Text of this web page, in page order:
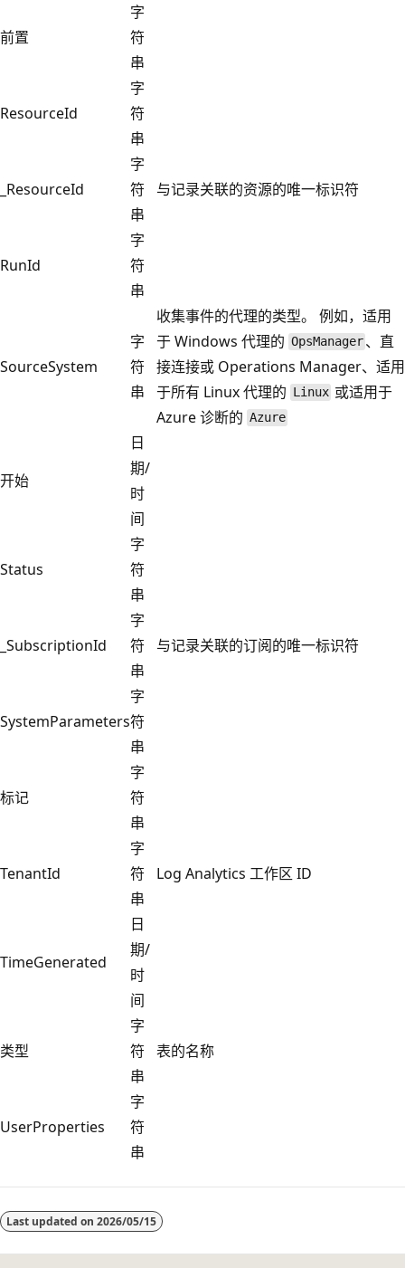
前置
字
符
串
ResourceId
字
符
串
_ResourceId
字
符
串
与记录关联的资源的唯一标识符
RunId
字
符
串
SourceSystem
字
符
串
收集事件的代理的类型。 例如，适用
于 Windows 代理的 OpsManager 、直
接连接或 Operations Manager、适用
于所有 Linux 代理的 Linux 或适用于
Azure 诊断的 Azure
开始
日
期/
时
间
Status
字
符
串
_SubscriptionId
字
符
串
与记录关联的订阅的唯一标识符
SystemParameters
字
符
串
标记
字
符
串
TenantId
字
符
串
Log Analytics 工作区 ID
TimeGenerated
日
期/
时
间
类型
字
符
串
表的名称
UserProperties
字
符
串
模
式
Last updated on 2026/05/15